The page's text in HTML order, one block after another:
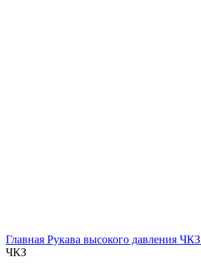
Главная Рукава высокого давления ЧКЗ
ЧКЗ